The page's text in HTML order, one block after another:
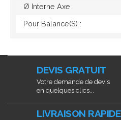
Ø Interne Axe
Pour Balance(s) :
DEVIS GRATUIT
Votre demande de devis
en quelques clics...
LIVRAISON RAPIDE